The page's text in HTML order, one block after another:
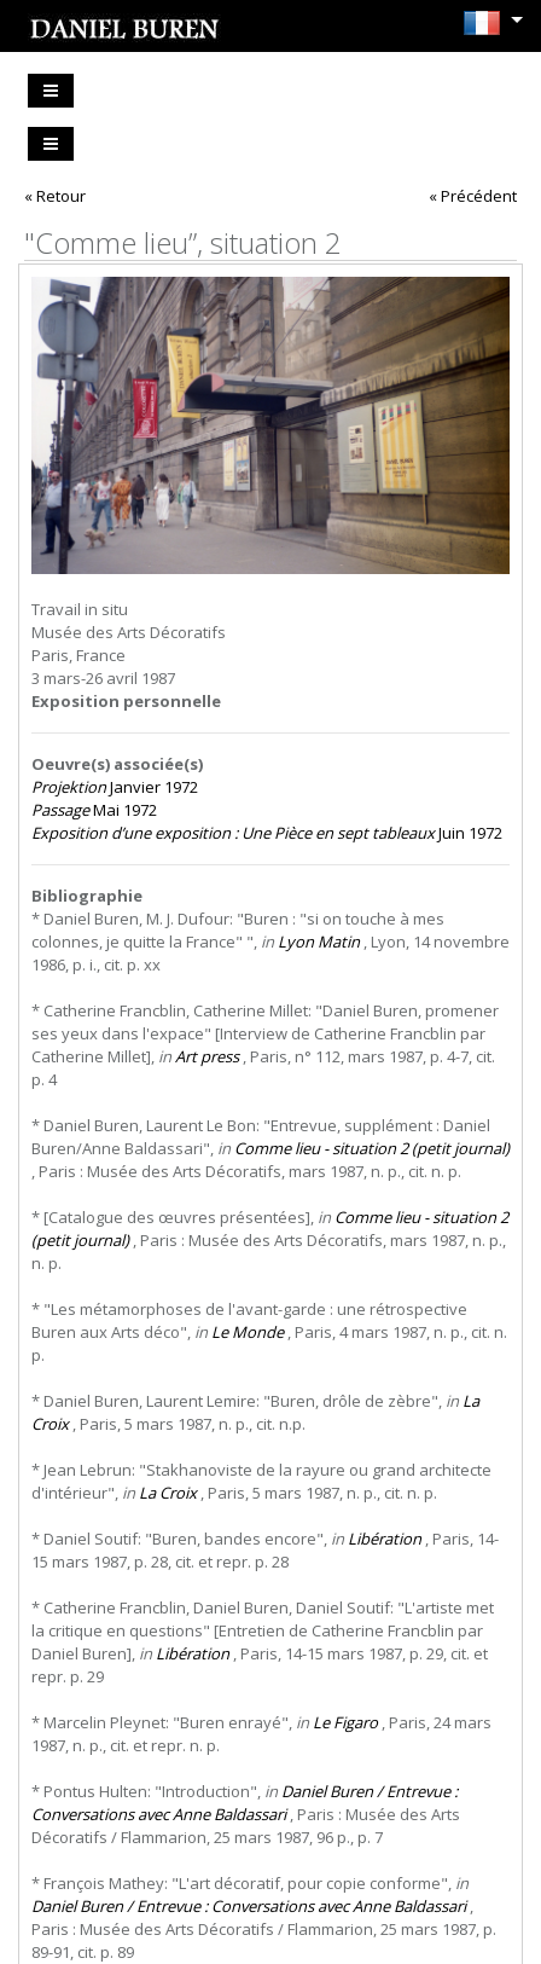
« Retour « Précédent
"Comme lieu”, situation 2
Travail in situ
Musée des Arts Décoratifs
Paris, France
3 mars-26 avril 1987
Exposition personnelle
Oeuvre(s) associée(s)
ProjektionJanvier 1972
PassageMai 1972
Exposition d’une exposition : Une Pièce en sept tableauxJuin 1972
Bibliographie
* Daniel Buren, M. J. Dufour: "Buren : "si on touche à mes
colonnes, je quitte la France" ", in Lyon Matin, Lyon, 14 novembre
1986, p. i., cit. p. xx
* Catherine Francblin, Catherine Millet: "Daniel Buren, promener
ses yeux dans l'expace" [Interview de Catherine Francblin par
Catherine Millet], inArt press, Paris, n° 112, mars 1987, p. 4-7, cit.
p. 4
* Daniel Buren, Laurent Le Bon: "Entrevue, supplément : Daniel
Buren/Anne Baldassari", in Comme lieu - situation 2 (petit journal)
, Paris : Musée des Arts Décoratifs, mars 1987, n. p., cit. n. p.
* [Catalogue des œuvres présentées], in Comme lieu - situation 2
(petit journal), Paris : Musée des Arts Décoratifs, mars 1987, n. p.,
n. p.
* "Les métamorphoses de l'avant-garde : une rétrospective
Buren aux Arts déco", in Le Monde, Paris, 4 mars 1987, n. p., cit. n.
p.
* Daniel Buren, Laurent Lemire: "Buren, drôle de zèbre", in La
Croix, Paris, 5 mars 1987, n. p., cit. n.p.
* Jean Lebrun: "Stakhanoviste de la rayure ou grand architecte
d'intérieur", in La Croix, Paris, 5 mars 1987, n. p., cit. n. p.
* Daniel Soutif: "Buren, bandes encore", in Libération, Paris, 14-
15 mars 1987, p. 28, cit. et repr. p. 28
* Catherine Francblin, Daniel Buren, Daniel Soutif: "L'artiste met
la critique en questions" [Entretien de Catherine Francblin par
Daniel Buren], in Libération, Paris, 14-15 mars 1987, p. 29, cit. et
repr. p. 29
* Marcelin Pleynet: "Buren enrayé", in Le Figaro, Paris, 24 mars
1987, n. p., cit. et repr. n. p.
* Pontus Hulten: "Introduction", in Daniel Buren / Entrevue :
Conversations avec Anne Baldassari, Paris : Musée des Arts
Décoratifs / Flammarion, 25 mars 1987, 96 p., p. 7
* François Mathey: "L'art décoratif, pour copie conforme", in
Daniel Buren / Entrevue : Conversations avec Anne Baldassari,
Paris : Musée des Arts Décoratifs / Flammarion, 25 mars 1987, p.
89-91, cit. p. 89